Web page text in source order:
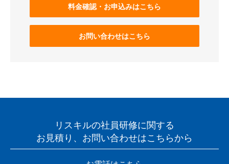
料金確認・お申込みはこちら
お問い合わせはこちら
リスキルの社員研修に関する
お見積り、お問い合わせはこちらから